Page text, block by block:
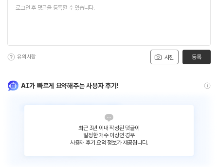
사진
유의사항 등록
AI가 빠르게 요약해주는 사용자 후기!
최근 3년 이내 작성된 댓글이
일정한 개수 이상인 경우
사용자 후기 요약 정보가 제공됩니다.